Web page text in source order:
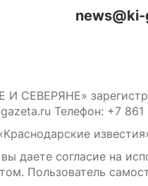
СЕВЕРЯНЕ»
Телефон: +7 861
даете согласие на
Пользователь